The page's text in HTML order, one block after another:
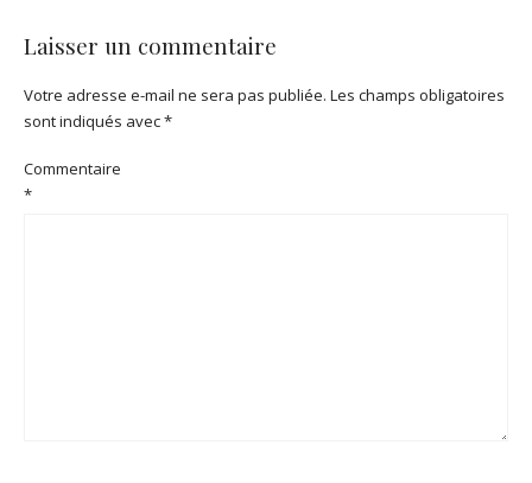
Laisser un commentaire
Votre adresse e-mail ne sera pas publiée. Les champs obligatoires
sont indiqués avec*
Commentaire
*